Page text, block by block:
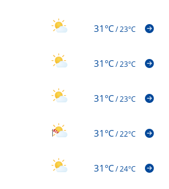
31°C/23°C
31°C/23°C
31°C/23°C
31°C/22°C
31°C/24°C